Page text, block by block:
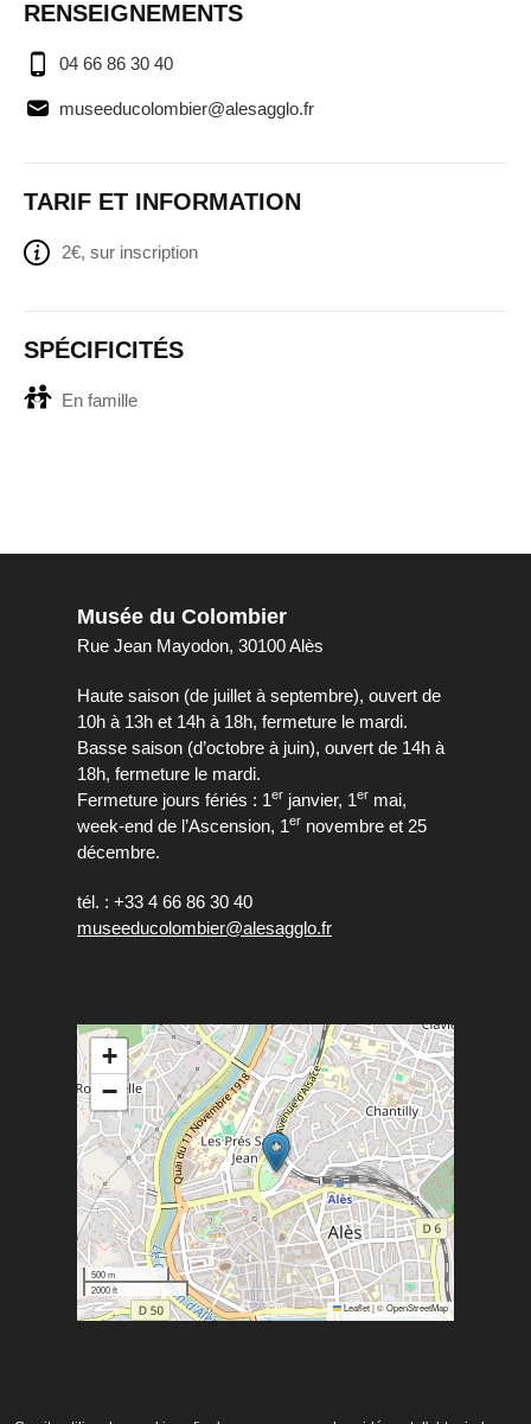
RENSEIGNEMENTS
04 66 86 30 40
museeducolombier@alesagglo.fr
TARIF ET INFORMATION
2€, sur inscription
SPÉCIFICITÉS
En famille
Musée du Colombier
Rue Jean Mayodon, 30100 Alès
Haute saison (de juillet à septembre), ouvert de
10h à 13h et 14h à 18h, fermeture le mardi.
Basse saison (d’octobre à juin), ouvert de 14h à
18h, fermeture le mardi.
Fermeture jours fériés : 1er janvier, 1er mai,
week-end de l’Ascension, 1er novembre et 25
décembre.
tél. : +33 4 66 86 30 40
museeducolombier@alesagglo.fr
+
−
500 m
2000 ft
Leaflet|©OpenStreetMap